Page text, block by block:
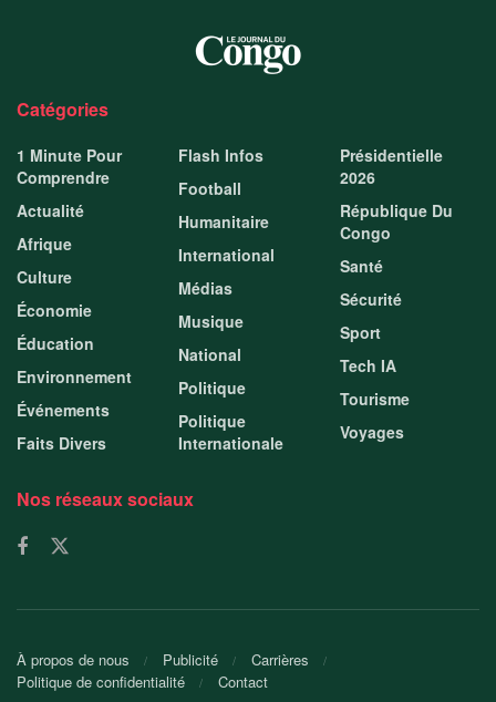
Catégories
1 Minute Pour
Comprendre
Actualité
Afrique
Culture
Économie
Éducation
Environnement
Événements
Faits Divers
Flash Infos
Football
Humanitaire
International
Médias
Musique
National
Politique
Politique
Internationale
Présidentielle
2026
République Du
Congo
Santé
Sécurité
Sport
Tech IA
Tourisme
Voyages
Nos réseaux sociaux
À propos de nous Publicité
Carrières
Politique de confidentialité
Contact